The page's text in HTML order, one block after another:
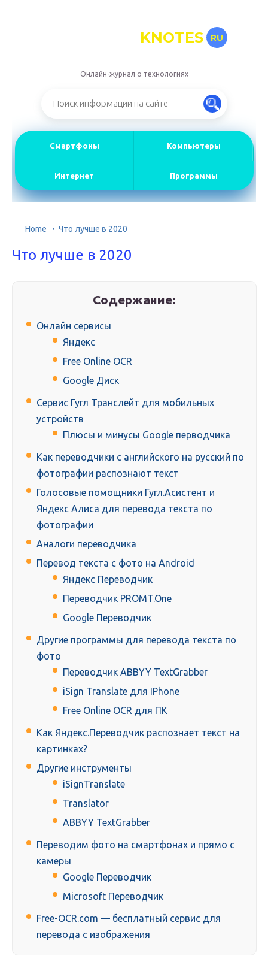
KNOTES RU
Онлайн-журнал о технологиях
Смартфоны Компьютеры
Интернет Программы
Home Что лучше в 2020
Что лучше в 2020
Содержание:
Онлайн сервисы
Яндекс
Free Online OCR
Google Диск
Сервис Гугл Транслейт для мобильных
устройств
Плюсы и минусы Google перводчика
Как переводчики с английского на русский по
фотографии распознают текст
Голосовые помощники Гугл.Асистент и
Яндекс Алиса для перевода текста по
фотографии
Аналоги переводчика
Перевод текста с фото на Android
Яндекс Переводчик
Переводчик PROMT.One
Google Переводчик
Другие программы для перевода текста по
фото
Переводчик ABBYY TextGrabber
iSign Translate для IPhone
Free Online OCR для ПК
Как Яндекс.Переводчик распознает текст на
картинках?
Другие инструменты
iSignTranslate
Translator
ABBYY TextGrabber
Переводим фото на смартфонах и прямо с
камеры
Google Переводчик
Microsoft Переводчик
Free-OCR.com — бесплатный сервис для
перевода с изображения